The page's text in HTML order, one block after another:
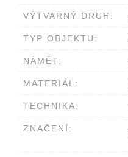
VÝTVARNÝ DRUH:
TYP OBJEKTU:
NÁMĚT:
MATERIÁL:
TECHNIKA:
ZNAČENÍ: